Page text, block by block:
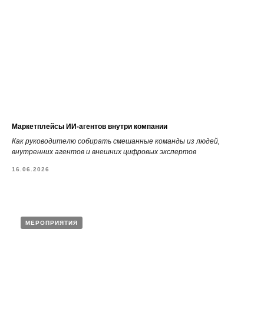
Маркетплейсы ИИ-агентов внутри компании
Как руководителю собирать смешанные команды из людей,
внутренних агентов и внешних цифровых экспертов
16.06.2026
МЕРОПРИЯТИЯ